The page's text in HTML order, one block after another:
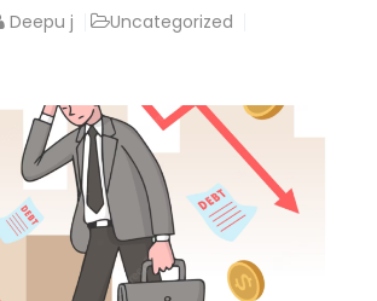
Deepu j
Uncategorized